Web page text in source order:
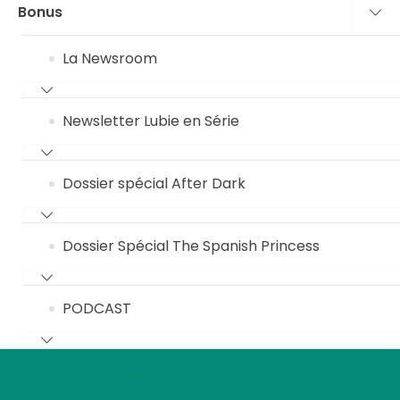
Bonus
La Newsroom
Newsletter Lubie en Série
Dossier spécial After Dark
Dossier Spécial The Spanish Princess
PODCAST